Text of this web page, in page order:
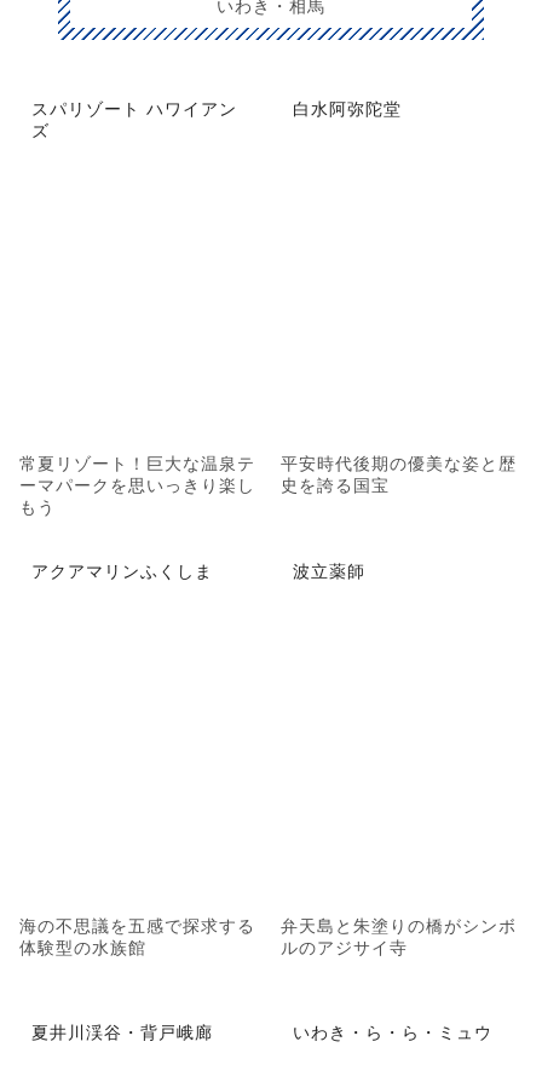
いわき・相馬
スパリゾート ハワイアン
ズ
常夏リゾート！巨大な温泉テ
ーマパークを思いっきり楽し
もう
白水阿弥陀堂
平安時代後期の優美な姿と歴
史を誇る国宝
アクアマリンふくしま
海の不思議を五感で探求する
体験型の水族館
波立薬師
弁天島と朱塗りの橋がシンボ
ルのアジサイ寺
夏井川渓谷・背戸峨廊 いわき・ら・ら・ミュウ